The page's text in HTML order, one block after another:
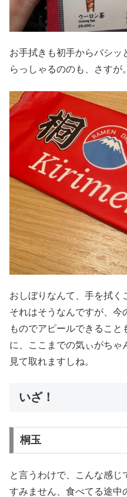
お手拭きも初手からバシッ
らっしゃるののも、さすが。
おしぼりなんて、手を拭く
それはそうなんですが、今
ものでアピールできるこ
に、ここまでの気ぃがちゃ
見て取れますしね。
いざ！
桐玉
と言うわけで、こんな感じ
すみません、食べてる途中